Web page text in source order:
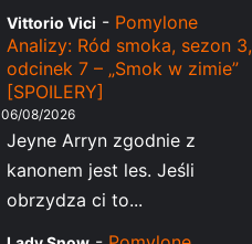
Vittorio Vici - Pomylone
Analizy: Ród smoka, sezon 3,
odcinek 7 – „Smok w zimie”
[SPOILERY]
06/08/2026
Jeyne Arryn zgodnie z
kanonem jest les. Jeśli
obrzydza ci to...